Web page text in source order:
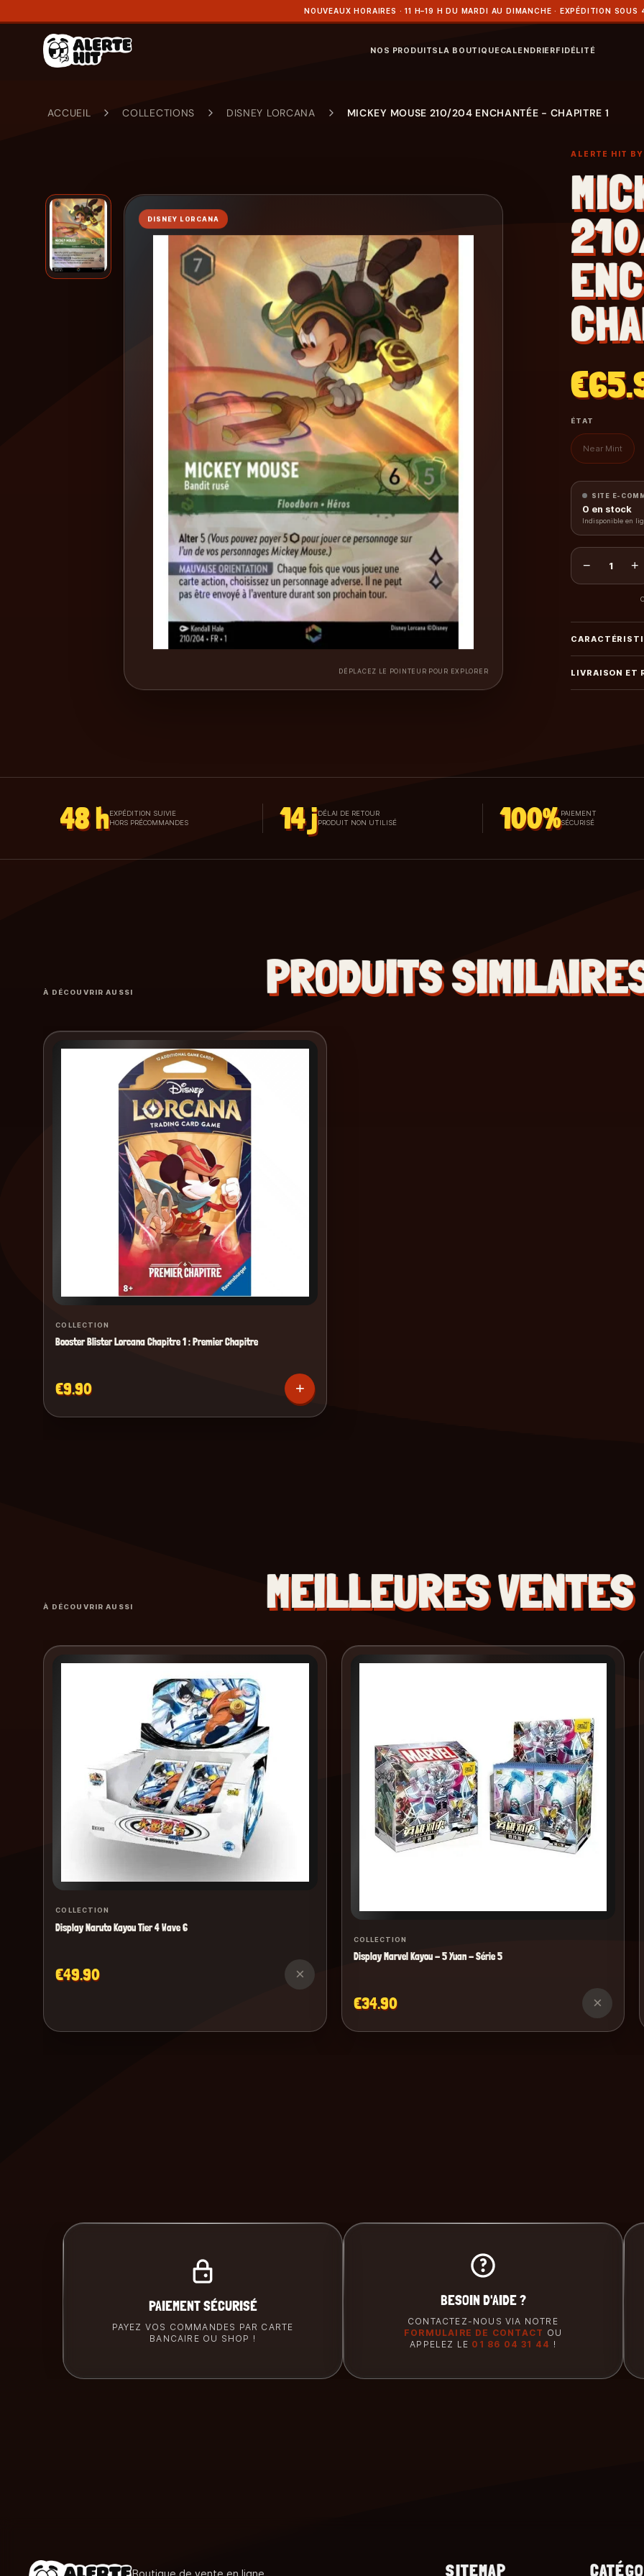
NOUVEAUX HORAIRES · 11 H–19 H DU MARDI AU DIMANCHE · EXPÉDITION SOUS
NOS PRODUITS LA BOUTIQUECALENDRIERFIDÉLITÉ
ACCUEIL COLLECTIONS DISNEY LORCANA MICKEY MOUSE 210/204 ENCHANTÉE - CHAPITRE 1
DISNEY LORCANA
DÉPLACEZ LE POINTEUR POUR EXPLORER
ALERTE HIT
ÉTAT
Near Mint
SITE E-
0 en stock
Indisponible en
− 1 +
LIVRAISON ET
48 hEXPÉDITION SUIVIE
HORS PRÉCOMMANDES
14 jDÉLAI DE RETOUR
PRODUIT NON UTILISÉ
100%PAIEMENT
SÉCURISÉ
À DÉCOUVRIR AUSSI PRODUITS
COLLECTION
Booster Blister Lorcana Chapitre 1 : Premier Chapitre
€9.90 +
À DÉCOUVRIR AUSSI MEILLEURES VENTES
COLLECTION
Display Naruto Kayou Tier 4 Wave 6
€49.90 ×
COLLECTION
Display Marvel Kayou - 5 Yuan - Série 5
€34.90 ×
PAIEMENT SÉCURISÉ
PAYEZ VOS COMMANDES PAR CARTE
BANCAIRE OU SHOP !
BESOIN D'AIDE ?
CONTACTEZ-NOUS VIA NOTRE
FORMULAIRE DE CONTACT OU
APPELEZ LE 01 86 04 31 44 !
SITEMAP